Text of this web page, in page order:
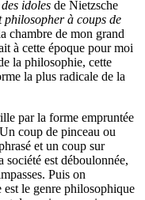
idoles de Nietzsche
philosopher à coups de
chambre de mon grand
à cette époque pour moi
la philosophie, cette
la plus radicale de la
par la forme empruntée
coup de pinceau ou
et un coup sur
société est déboulonnée,
Puis on
est le genre philosophique